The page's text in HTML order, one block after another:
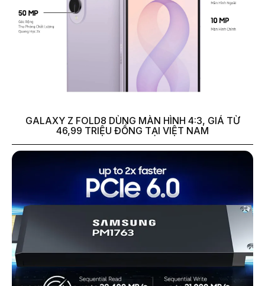
GALAXY Z FOLD8 DÙNG MÀN HÌNH 4:3, GIÁ TỪ
46,99 TRIỆU ĐỒNG TẠI VIỆT NAM